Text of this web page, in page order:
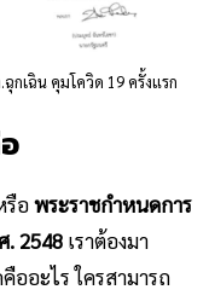
กเฉิน คุมโควิด 19 ครั้งแรก
รือพระราชกำหนดการ
. 2548 เราต้องมา
ออะไร ใครสามารถ